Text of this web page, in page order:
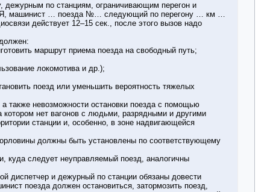
дежурным по станциям, ограничивающим перегон и
Я, машинист … поезда №… следующий по перегону … км …
действует 12–15 сек., после этого вызов надо
маршрут приема поезда на свободный путь;
локомотива и др.);
поезд или уменьшить вероятность тяжелых
также невозможности остановки поезда с помощью
нет вагонов с людьми, разрядными и другими
станции и, особенно, в зоне надвигающейся
должны быть установлены по соответствующему
куда следует неуправляемый поезд, аналогичны
диспетчер и дежурный по станции обязаны довести
поезда должен остановиться, затормозить поезд,